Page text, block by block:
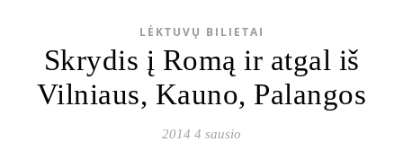
LĖKTUVŲ BILIETAI
Skrydis į Romą ir atgal iš
Vilniaus, Kauno, Palangos
2014 4 sausio